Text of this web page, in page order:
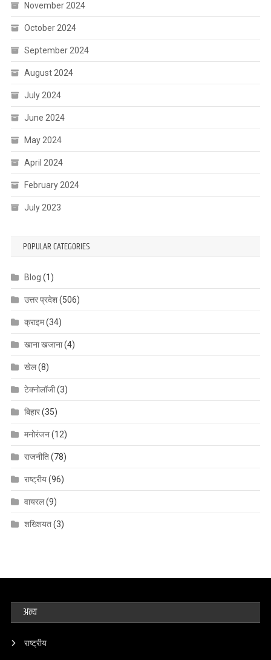
November 2024
October 2024
September 2024
August 2024
July 2024
June 2024
May 2024
April 2024
February 2024
July 2023
POPULAR CATEGORIES
Blog (1)
उत्तर प्रदेश(506)
क्राइम(34)
खाना खजाना(4)
खेल(8)
टेक्नोलॉजी(3)
बिहार(35)
मनोरंजन(12)
राजनीति(78)
राष्ट्रीय(96)
वायरल(9)
शख्शियत(3)
अन्य
राष्ट्रीय